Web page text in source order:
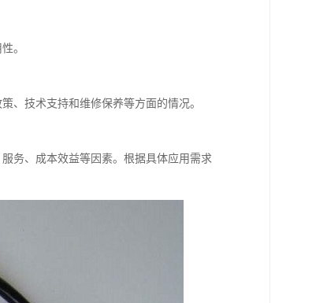
。
、技术支持和维修保养等方面的情况。
务、成本效益等因素。根据具体应用需求